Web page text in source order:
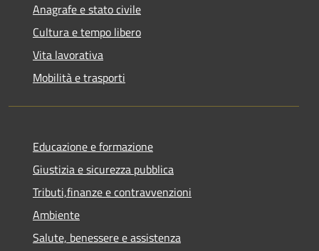
Anagrafe e stato civile
Cultura e tempo libero
Vita lavorativa
Mobilità e trasporti
Educazione e formazione
Giustizia e sicurezza pubblica
Tributi,finanze e contravvenzioni
Ambiente
Salute, benessere e assistenza